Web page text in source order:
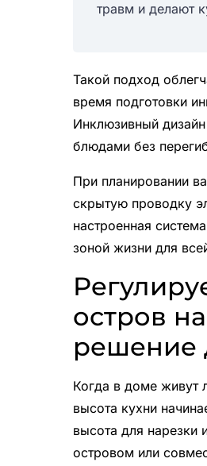
травм и делают
Такой подход
время подготовки
Инклюзивный дизайн
блюдами без
При планировании
скрытую проводку
настроенная
зоной жизни для
остров
решение
Когда в доме живут
высота кухни
высота для нарезки
островом или